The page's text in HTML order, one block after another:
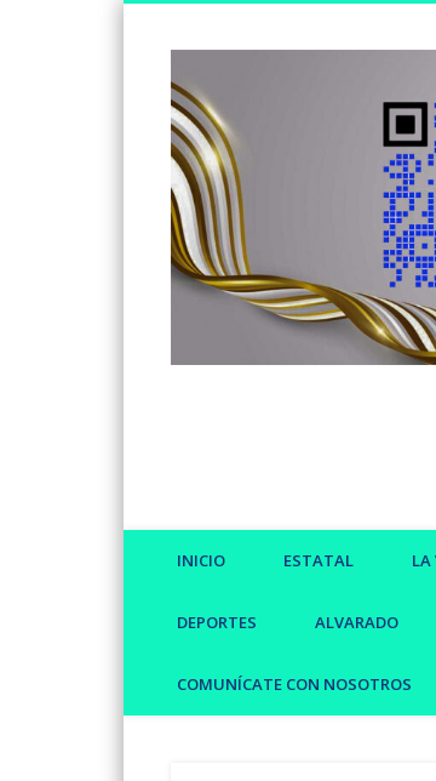
Somos un medio de información
INICIO ESTATAL LA
DEPORTES ALVARADO
COMUNÍCATE CON NOSOTROS